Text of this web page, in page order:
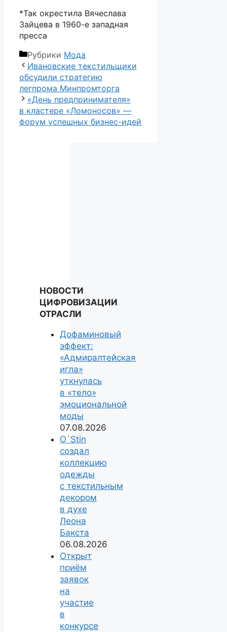
*Так окрестила Вячеслава
Зайцева в 1960-е западная
пресса
Рубрики Мода
Ивановские текстильщики
обсудили стратегию
легпрома Минпромторга
«День предпринимателя»
в кластере «Ломоносов» —
форум успешных бизнес-идей
НОВОСТИ
ЦИФРОВИЗАЦИИ
ОТРАСЛИ
Дофаминовый
эффект:
«Адмиралтейская
игла»
уткнулась
в «тело»
эмоциональной
моды
07.08.2026
O`Stin
создал
коллекцию
одежды
с текстильным
декором
в духе
Леона
Бакста
06.08.2026
Открыт
приём
заявок
на
участие
в
конкурсе